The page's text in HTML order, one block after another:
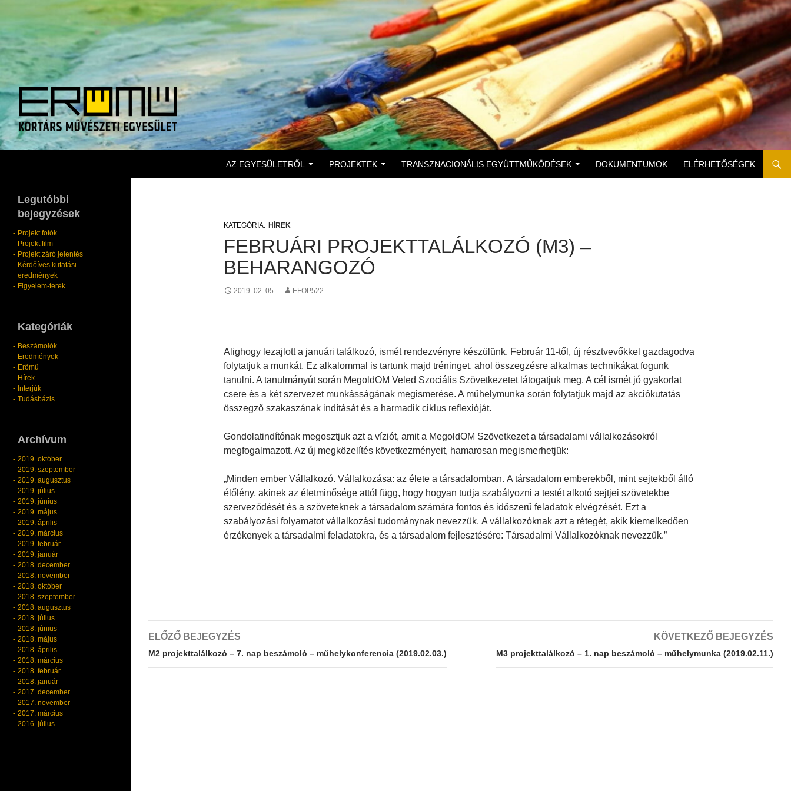
AZ EGYESÜLETRŐL
PROJEKTEK TRANSZNACIONÁLIS EGYÜTTMŰKÖDÉSEK DOKUMENTUMOK ELÉRHETŐSÉGEK
HÍREK
FEBRUÁRI PROJEKTTALÁLKOZÓ (M3) –
BEHARANGOZÓ
2019. 02. 05. EFOP522
Alighogy lezajlott a januári találkozó, ismét rendezvényre készülünk. Február 11-től, új résztvevőkkel gazdagodva
folytatjuk a munkát. Ez alkalommal is tartunk majd tréninget, ahol összegzésre alkalmas technikákat fogunk
tanulni. A tanulmányút során MegoldOM Veled Szociális Szövetkezetet látogatjuk meg. A cél ismét jó gyakorlat
csere és a két szervezet munkásságának megismerése. A műhelymunka során folytatjuk majd az akciókutatás
összegző szakaszának indítását és a harmadik ciklus reflexióját.
Gondolatindítónak megosztjuk azt a víziót, amit a MegoldOM Szövetkezet a társadalami vállalkozásokról
megfogalmazott. Az új megközelítés következményeit, hamarosan megismerhetjük:
„Minden ember Vállalkozó. Vállalkozása: az élete a társadalomban. A társadalom emberekből, mint sejtekből álló
élőlény, akinek az életminősége attól függ, hogy hogyan tudja szabályozni a testét alkotó sejtjei szövetekbe
szerveződését és a szöveteknek a társadalom számára fontos és időszerű feladatok elvégzését. Ezt a
szabályozási folyamatot vállalkozási tudománynak nevezzük. A vállalkozóknak azt a rétegét, akik kiemelkedően
érzékenyek a társadalmi feladatokra, és a társadalom fejlesztésére: Társadalmi Vállalkozóknak nevezzük.”
Bejegyzés
navigáció
ELŐZŐ BEJEGYZÉS
M2 projekttalálkozó – 7. nap beszámoló – műhelykonferencia (2019.02.03.)
KÖVETKEZŐ BEJEGYZÉS
M3 projekttalálkozó – 1. nap beszámoló – műhelymunka (2019.02.11.)
Legutóbbi
bejegyzések
Projekt fotók
Projekt film
Projekt záró jelentés
Kérdőíves kutatási
eredmények
Figyelem-terek
Kategóriák
Beszámolók
Eredmények
Erőmű
Hírek
Interjúk
Tudásbázis
Archívum
2019. október
2019. szeptember
2019. augusztus
2019. július
2019. június
2019. május
2019. április
2019. március
2019. február
2019. január
2018. december
2018. november
2018. október
2018. szeptember
2018. augusztus
2018. július
2018. június
2018. május
2018. április
2018. március
2018. február
2018. január
2017. december
2017. november
2017. március
2016. július